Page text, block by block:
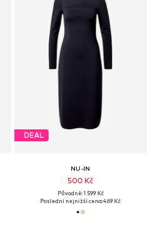
DEAL
NU-IN
500 Kč
Původně: 1 599 Kč
Poslední nejnižší cena:469 Kč